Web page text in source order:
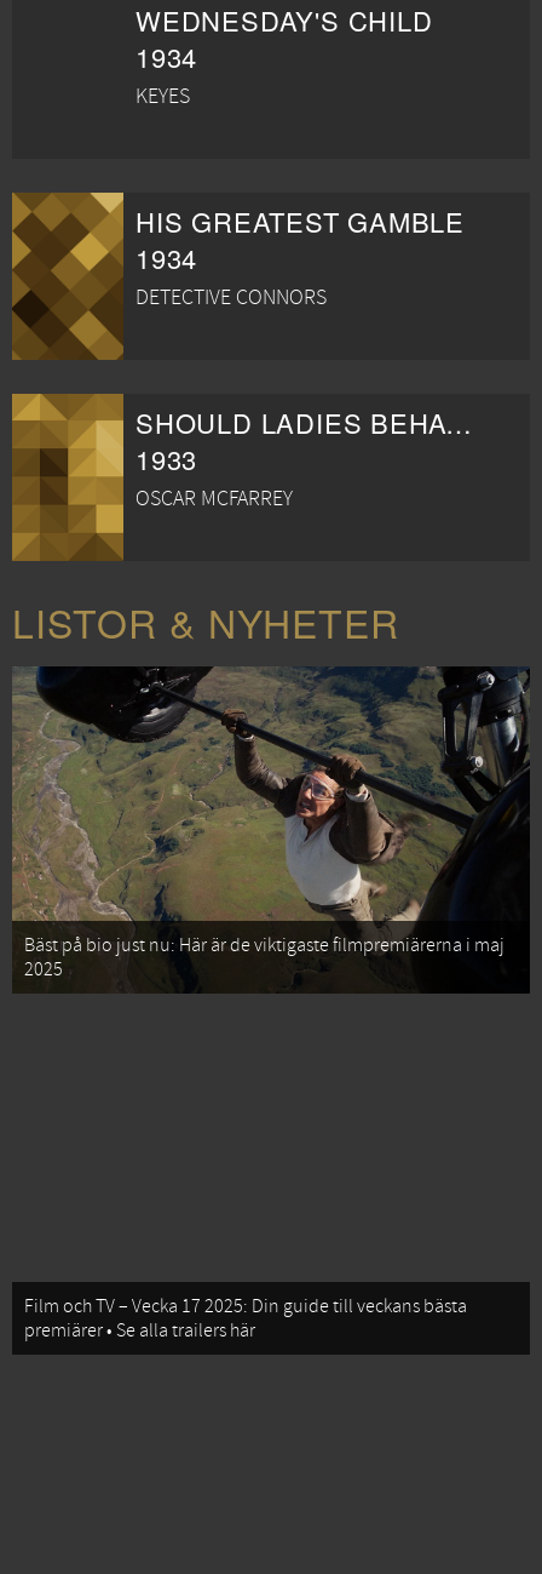
WEDNESDAY'S CHILD
1934
KEYES
HIS GREATEST GAMBLE
1934
DETECTIVE CONNORS
SHOULD LADIES BEHAVE
1933
OSCAR MCFARREY
LISTOR & NYHETER
Bäst på bio just nu: Här är de viktigaste filmpremiärerna i maj
2025
Film och TV – Vecka 17 2025: Din guide till veckans bästa
premiärer • Se alla trailers här